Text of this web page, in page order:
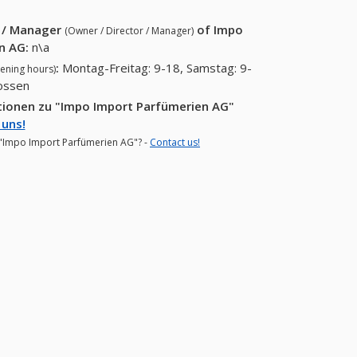
Manager (Owner / Director / Manager) of Impo
AG: n\a
hours): Montag-Freitag: 9-18, Samstag: 9-
zu "Impo Import Parfümerien AG"
Import Parfümerien AG"? - Contact us!